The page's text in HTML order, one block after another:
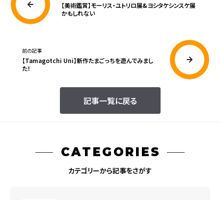
【美術鑑賞】モーリス・ユトリロ展&ヨシタケシンスケ展
かもしれない
記事一覧に戻る
前の記事
【Tamagotchi Uni】新作たまごっちを遊んでみまし
た！
CATEGORIES
カテゴリーから記事をさがす